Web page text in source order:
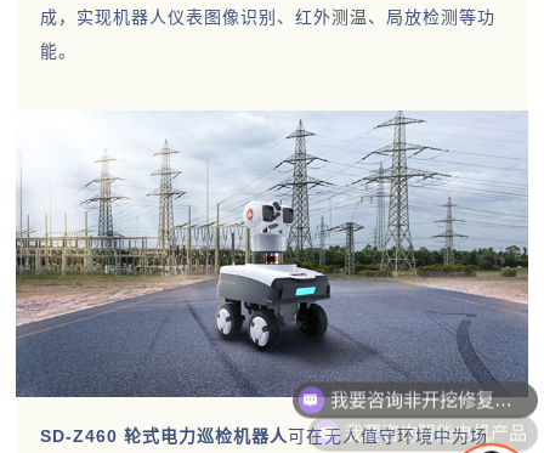
成，实现机器人仪表图像识别、红外测温、局放检测等功
能。
SD-Z460 轮式电力巡检机器人可在无人值守环境中为场
我要咨询智能电机产品